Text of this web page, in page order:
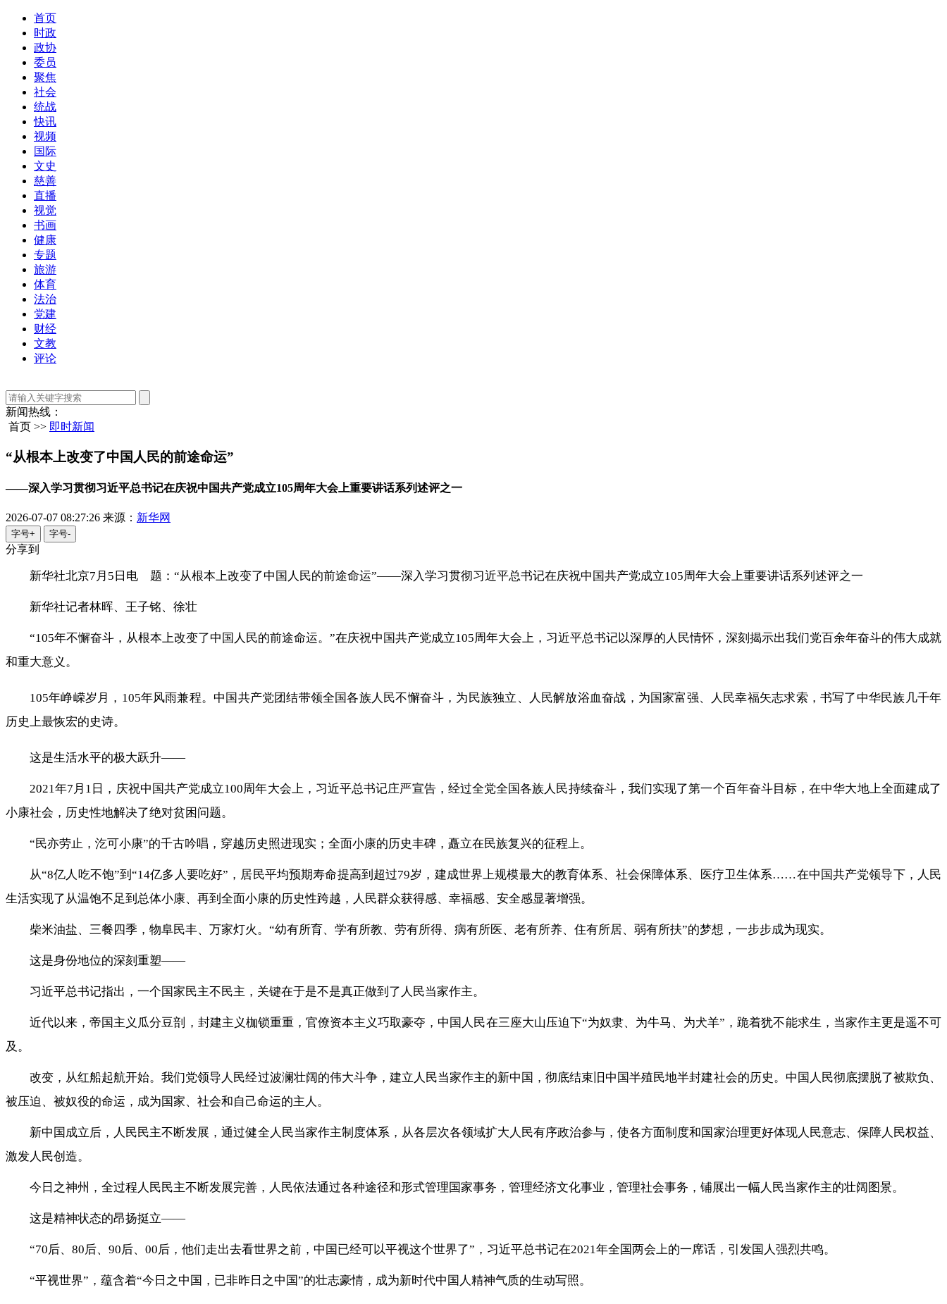
首页
时政
政协
委员
聚焦
社会
统战
快讯
视频
国际
文史
慈善
直播
视觉
书画
健康
专题
旅游
体育
法治
党建
财经
文教
评论
新闻热线：
首页 >> 即时新闻
“从根本上改变了中国人民的前途命运”
——深入学习贯彻习近平总书记在庆祝中国共产党成立105周年大会上重要讲话系列述评之一
2026-07-07 08:27:26 来源： 新华网
字号+ 字号-
分享到
新华社北京7月5日电 题：“从根本上改变了中国人民的前途命运”——深入学习贯彻习近平总书记在庆祝中国共产党成立105周年大会上重要讲话系列述评之一
新华社记者林晖、王子铭、徐壮
“105年不懈奋斗，从根本上改变了中国人民的前途命运。”在庆祝中国共产党成立105周年大会上，习近平总书记以深厚的人民情怀，深刻揭示出我们党百余年奋斗的伟大成就
和重大意义。
105年峥嵘岁月，105年风雨兼程。中国共产党团结带领全国各族人民不懈奋斗，为民族独立、人民解放浴血奋战，为国家富强、人民幸福矢志求索，书写了中华民族几千年
历史上最恢宏的史诗。
这是生活水平的极大跃升——
2021年7月1日，庆祝中国共产党成立100周年大会上，习近平总书记庄严宣告，经过全党全国各族人民持续奋斗，我们实现了第一个百年奋斗目标，在中华大地上全面建成了
小康社会，历史性地解决了绝对贫困问题。
“民亦劳止，汔可小康”的千古吟唱，穿越历史照进现实；全面小康的历史丰碑，矗立在民族复兴的征程上。
从“8亿人吃不饱”到“14亿多人要吃好”，居民平均预期寿命提高到超过79岁，建成世界上规模最大的教育体系、社会保障体系、医疗卫生体系……在中国共产党领导下，人民
生活实现了从温饱不足到总体小康、再到全面小康的历史性跨越，人民群众获得感、幸福感、安全感显著增强。
柴米油盐、三餐四季，物阜民丰、万家灯火。“幼有所育、学有所教、劳有所得、病有所医、老有所养、住有所居、弱有所扶”的梦想，一步步成为现实。
这是身份地位的深刻重塑——
习近平总书记指出，一个国家民主不民主，关键在于是不是真正做到了人民当家作主。
近代以来，帝国主义瓜分豆剖，封建主义枷锁重重，官僚资本主义巧取豪夺，中国人民在三座大山压迫下“为奴隶、为牛马、为犬羊”，跪着犹不能求生，当家作主更是遥不可
及。
改变，从红船起航开始。我们党领导人民经过波澜壮阔的伟大斗争，建立人民当家作主的新中国，彻底结束旧中国半殖民地半封建社会的历史。中国人民彻底摆脱了被欺负、
被压迫、被奴役的命运，成为国家、社会和自己命运的主人。
新中国成立后，人民民主不断发展，通过健全人民当家作主制度体系，从各层次各领域扩大人民有序政治参与，使各方面制度和国家治理更好体现人民意志、保障人民权益、
激发人民创造。
今日之神州，全过程人民民主不断发展完善，人民依法通过各种途径和形式管理国家事务，管理经济文化事业，管理社会事务，铺展出一幅人民当家作主的壮阔图景。
这是精神状态的昂扬挺立——
“70后、80后、90后、00后，他们走出去看世界之前，中国已经可以平视这个世界了”，习近平总书记在2021年全国两会上的一席话，引发国人强烈共鸣。
“平视世界”，蕴含着“今日之中国，已非昨日之中国”的壮志豪情，成为新时代中国人精神气质的生动写照。